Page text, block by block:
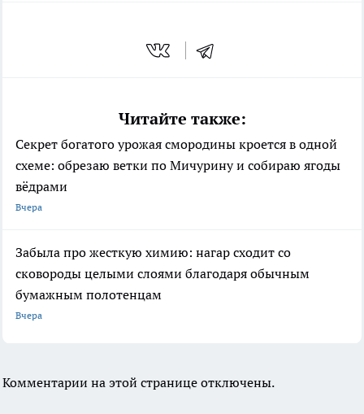
Читайте также:
Секрет богатого урожая смородины кроется в одной
схеме: обрезаю ветки по Мичурину и собираю ягоды
вёдрами
Вчера
Забыла про жесткую химию: нагар сходит со
сковороды целыми слоями благодаря обычным
бумажным полотенцам
Вчера
Комментарии на этой странице отключены.